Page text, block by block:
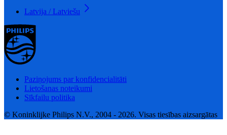
Latvija / Latviešu
Paziņojums par konfidencialitāti
Lietošanas noteikumi
Sīkfailu politika
© Koninklijke Philips N.V., 2004 - 2026. Visas tiesības aizsargātas